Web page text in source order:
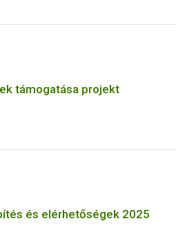
támogatása projekt
és elérhetőségek 2025